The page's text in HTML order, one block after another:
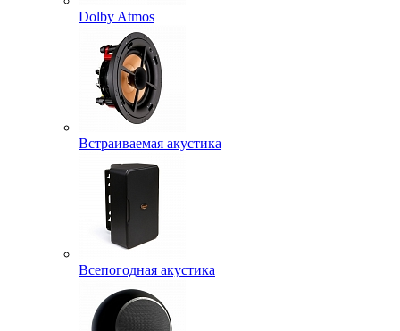
Dolby Atmos
Встраиваемая акустика
Всепогодная акустика